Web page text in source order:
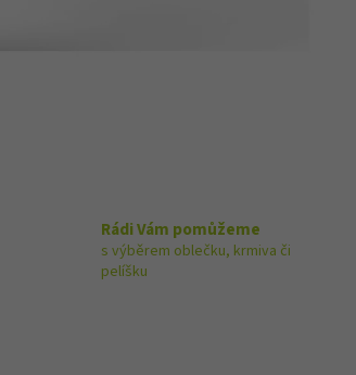
Rádi Vám pomůžeme
s výběrem oblečku, krmiva či
pelíšku